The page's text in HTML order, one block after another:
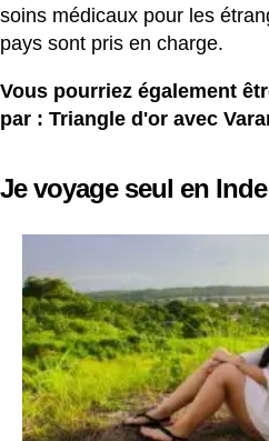
soins médicaux pour les
pays sont pris en charge.
Vous pourriez également
par : Triangle d'or avec
Je voyage seul en Inde